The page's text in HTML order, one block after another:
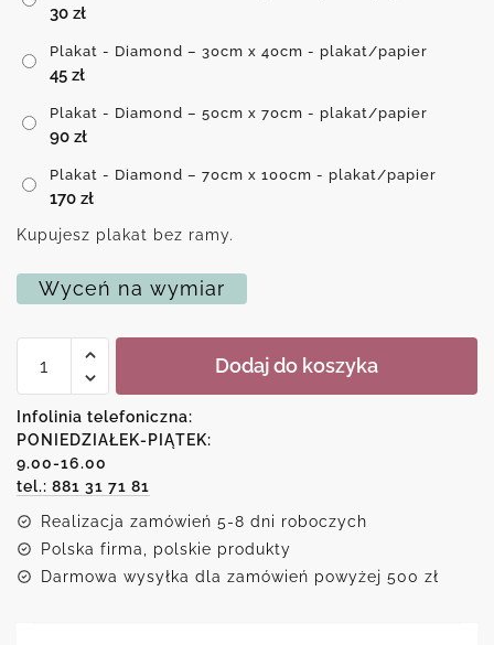
30 zł
Plakat - Diamond – 30cm x 40cm - plakat/papier
45 zł
Plakat - Diamond – 50cm x 70cm - plakat/papier
90 zł
Plakat - Diamond – 70cm x 100cm - plakat/papier
170 zł
Kupujesz plakat bez ramy.
Wyceń na wymiar
Plakat
Dodaj do koszyka
Infolinia telefoniczna:
PONIEDZIAŁEK-PIĄTEK:
9.00-16.00
tel.: 881 31 71 81
Realizacja zamówień 5-8 dni roboczych
Polska firma, polskie produkty
Darmowa wysyłka dla zamówień powyżej 500 zł